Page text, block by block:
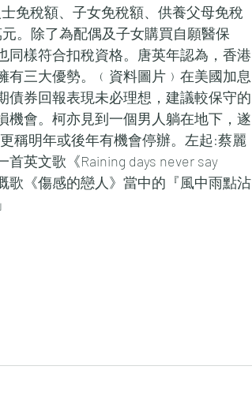
免稅額、子女免稅額、供養父母免稅
。除了為配偶及子女購買自願醫保
同樣符合扣稅資格。唐英年認為，香港
三大優勢。﹙資料圖片﹚在美國加息
債券回報表現未必理想，建議較保守的
機會。柯亦見到一個男人躺在地下，遂
稱明年或後年有機會停辦。左起:蔡麗
英文歌《Raining days never say
歌《傷感的戀人》當中的『風中雨點沾